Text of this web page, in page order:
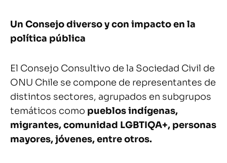
Un Consejo diverso y con impacto en la
política pública
El Consejo Consultivo de la Sociedad Civil de
ONU Chile se compone de representantes de
distintos sectores, agrupados en subgrupos
temáticos como pueblos indígenas,
migrantes, comunidad LGBTIQA+, personas
mayores, jóvenes, entre otros.